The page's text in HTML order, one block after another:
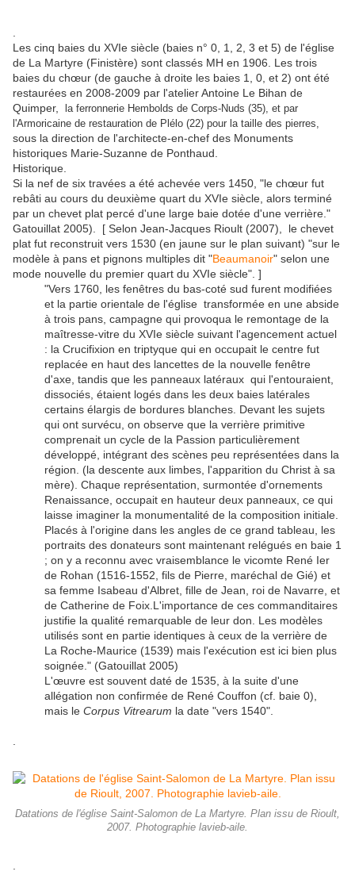
Les cinq baies du XVIe siècle (baies n° 0, 1, 2, 3 et 5) de l'église
de La Martyre (Finistère) sont classés MH en 1906. Les trois
baies du chœur (de gauche à droite les baies 1, 0, et 2) ont été
restaurées en 2008-2009 par l'atelier Antoine Le Bihan de
Quimper,
la ferronnerie Hembolds de Corps-Nuds (35), et par
l'Armoricaine de restauration de Plélo (22) pour la taille des pierres,
sous la direction de l'architecte-en-chef des Monuments
historiques Marie-Suzanne de Ponthaud.
Historique.
Si la nef de six travées a été achevée vers 1450, "le chœur fut
rebâti au cours du deuxième quart du XVIe siècle, alors terminé
par un chevet plat percé d'une large baie dotée d'une verrière."
Gatouillat 2005). [ Selon Jean-Jacques Rioult (2007), le chevet
plat fut reconstruit vers 1530 (en jaune sur le plan suivant) "sur le
modèle à pans et pignons multiples dit "Beaumanoir" selon une
mode nouvelle du premier quart du XVIe siècle". ]
"Vers 1760, les fenêtres du bas-coté sud furent modifiées
et la partie orientale de l'église transformée en une abside
à trois pans, campagne qui provoqua le remontage de la
maîtresse-vitre du XVIe siècle suivant l'agencement actuel
: la Crucifixion en triptyque qui en occupait le centre fut
replacée en haut des lancettes de la nouvelle fenêtre
d'axe, tandis que les panneaux latéraux qui l'entouraient,
dissociés, étaient logés dans les deux baies latérales
certains élargis de bordures blanches. Devant les sujets
qui ont survécu, on observe que la verrière primitive
comprenait un cycle de la Passion particulièrement
développé, intégrant des scènes peu représentées dans la
région. (la descente aux limbes, l'apparition du Christ à sa
mère). Chaque représentation, surmontée d'ornements
Renaissance, occupait en hauteur deux panneaux, ce qui
laisse imaginer la monumentalité de la composition initiale.
Placés à l'origine dans les angles de ce grand tableau, les
portraits des donateurs sont maintenant relégués en baie 1
; on y a reconnu avec vraisemblance le vicomte René Ier
de Rohan (1516-1552, fils de Pierre, maréchal de Gié) et
sa femme Isabeau d'Albret, fille de Jean, roi de Navarre, et
de Catherine de Foix.L'importance de ces commanditaires
justifie la qualité remarquable de leur don. Les modèles
utilisés sont en partie identiques à ceux de la verrière de
La Roche-Maurice (1539) mais l'exécution est ici bien plus
soignée." (Gatouillat 2005)
L'œuvre est souvent daté de 1535, à la suite d'une
allégation non confirmée de René Couffon (cf. baie 0),
mais le Corpus Vitrearum la date "vers 1540".
Datations de l'église Saint-Salomon de La Martyre. Plan issu de Rioult,
2007. Photographie lavieb-aile.